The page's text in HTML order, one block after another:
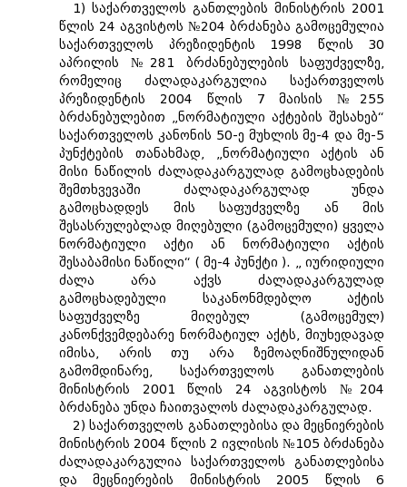
1) საქართველოს განთლების მინისტრის 2001
წლის 24 აგვისტოს №204 ბრძანება გამოცემულია
საქართველოს პრეზიდენტის 1998 წლის 30
აპრილის №281 ბრძანებულების საფუძველზე,
რომელიც ძალადაკარგულია საქართველოს
პრეზიდენტის 2004 წლის 7 მაისის №255
ბრძანებულებით „ნორმატიული აქტების შესახებ“
საქართველოს კანონის 50-ე მუხლის მე-4 და მე-5
პუნქტების თანახმად, „ნორმატიული აქტის ან
მისი ნაწილის ძალადაკარგულად გამოცხადების
შემთხვევაში ძალადაკარგულად უნდა
გამოცხადდეს მის საფუძველზე ან მის
შესასრულებლად მიღებული (გამოცემული) ყველა
ნორმატიული აქტი ან ნორმატიული აქტის
შესაბამისი ნაწილი“ ( მე-4 პუნქტი ). „ იურიდიული
ძალა არა აქვს ძალადაკარგულად
გამოცხადებული საკანონმდებლო აქტის
საფუძველზე მიღებულ (გამოცემულ)
კანონქვემდებარე ნორმატიულ აქტს, მიუხედავად
იმისა, არის თუ არა ზემოაღნიშნულიდან
გამომდინარე, საქართველოს განათლების
მინისტრის 2001 წლის 24 აგვისტოს №204
ბრძანება უნდა ჩაითვალოს ძალადაკარგულად.
2) საქართველოს განათლებისა და მეცნიერების
მინისტრის 2004 წლის 2 ივლისის №105 ბრძანება
ძალადაკარგულია საქართველოს განათლებისა
და მეცნიერების მინისტრის 2005 წლის 6